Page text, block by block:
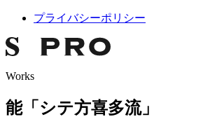
プライバシーポリシー
Works
能「シテ方喜多流」